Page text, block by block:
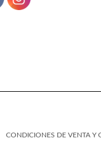
CONDICIONES DE VENTA Y